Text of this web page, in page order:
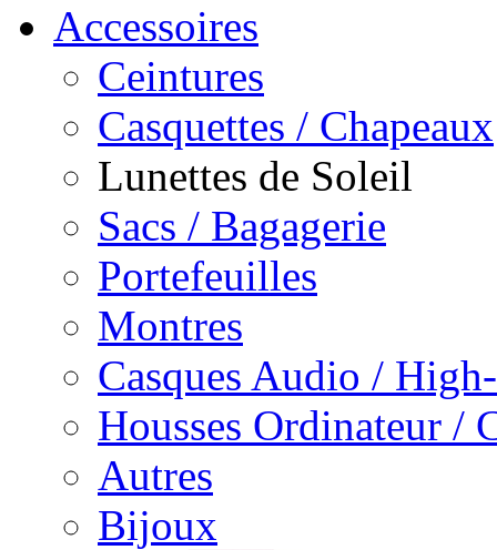
Accessoires
Ceintures
Casquettes / Chapeaux
Lunettes de Soleil
Sacs / Bagagerie
Portefeuilles
Montres
Casques Audio /
Housses Ordinateur /
Autres
Bijoux